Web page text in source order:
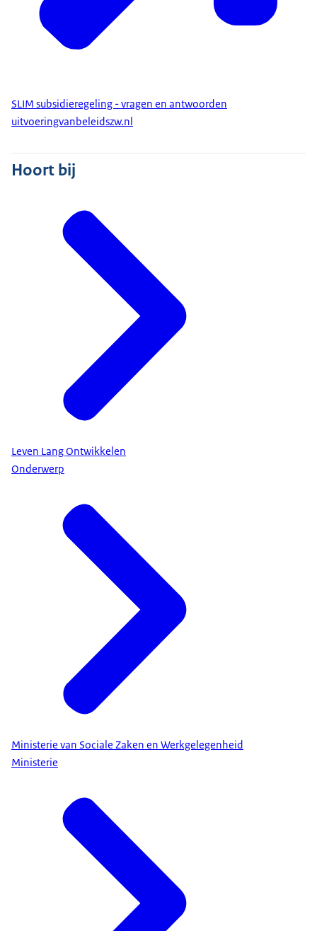
SLIM subsidieregeling - vragen en antwoorden
uitvoeringvanbeleidszw.nl
Hoort bij
Leven Lang Ontwikkelen
Onderwerp
Ministerie van Sociale Zaken en Werkgelegenheid
Ministerie